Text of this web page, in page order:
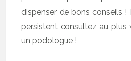
dispenser de bons conseils !
persistent consultez au plus
un podologue !